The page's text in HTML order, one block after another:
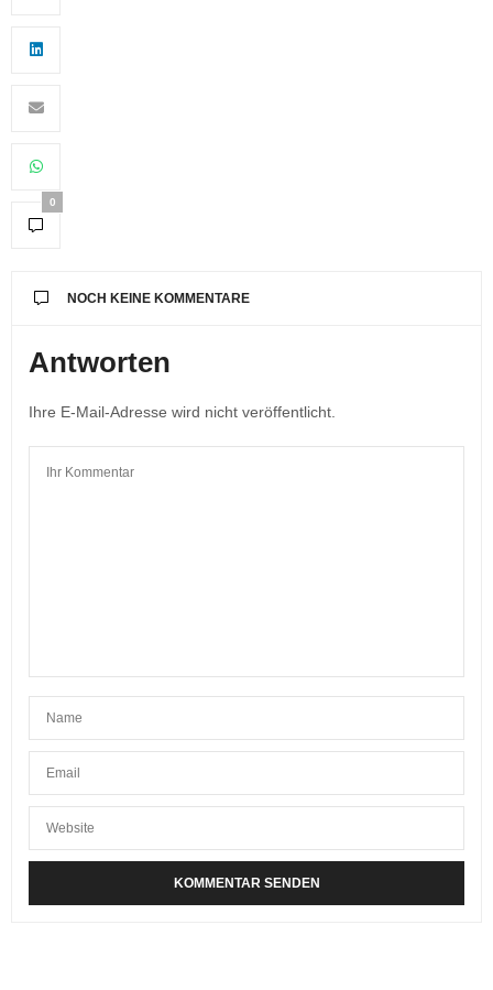
0
NOCH KEINE KOMMENTARE
Antworten
Ihre E-Mail-Adresse wird nicht veröffentlicht.